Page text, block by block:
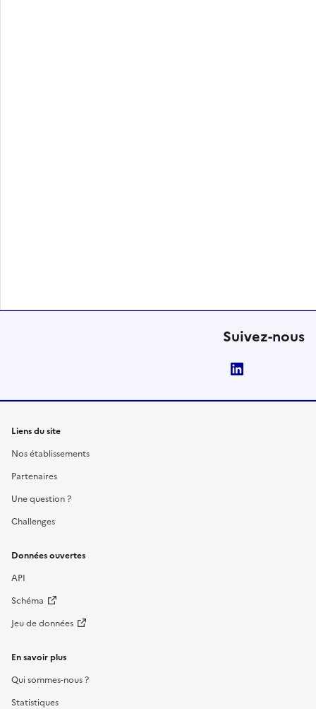
Suivez-nous
Liens du site
Nos établissements
Partenaires
Une question ?
Challenges
Données ouvertes
API
Schéma
Jeu de données
En savoir plus
Qui sommes-nous ?
Statistiques